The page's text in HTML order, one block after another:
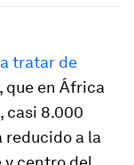
tratar de
, que en África
casi 8.000
reducido a la